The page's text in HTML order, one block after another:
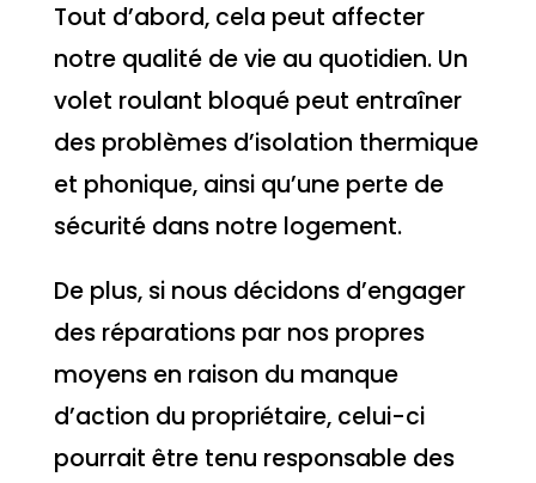
Tout d’abord, cela peut affecter
notre qualité de vie au quotidien. Un
volet roulant bloqué peut entraîner
des problèmes d’isolation thermique
et phonique, ainsi qu’une perte de
sécurité dans notre logement.
De plus, si nous décidons d’engager
des réparations par nos propres
moyens en raison du manque
d’action du propriétaire, celui-ci
pourrait être tenu responsable des